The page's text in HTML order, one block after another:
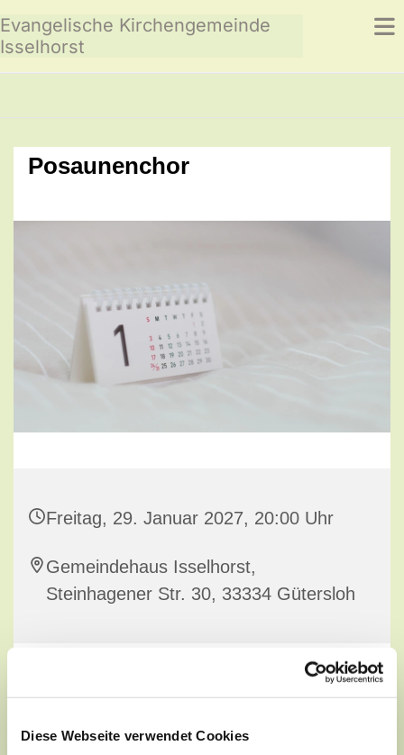
Diese Webseite verwendet Cookies
Evangelische Kirchengemeinde
Isselhorst
Posaunenchor
Freitag, 29. Januar 2027, 20:00 Uhr
Gemeindehaus Isselhorst,
Steinhagener Str. 30, 33334 Gütersloh